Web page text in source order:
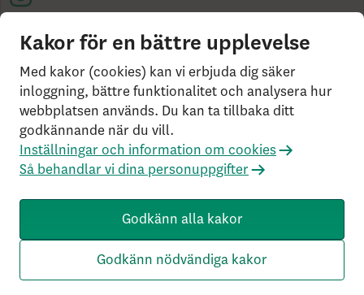
Cookies på skandia.se
Tillgänglighet
Användarvillkor
Ångerrätt och distansavtal
utanför Sverige?
Statlig insättningsgaranti &
investerar­skydd
Så behandlar vi dina personuppgifter
Om Penningtvättslagen
Rekommenderade webbläsare
Livförsäkringsbolaget Skandia, ömsesidigt, 106 55
Stockholm, Tel: 0771-55 55 00, © Skandia
Kakor för en bättre upplevelse
Med kakor (cookies) kan vi erbjuda dig säker
inloggning, bättre funktionalitet och analysera hur
webbplatsen används. Du kan ta tillbaka ditt
godkännande när du vill.
Inställningar och information om cookies
Så behandlar vi dina personuppgifter
Godkänn alla kakor
Godkänn nödvändiga kakor